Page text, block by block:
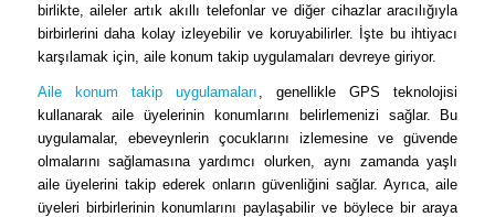
birlikte, aileler artık akıllı telefonlar ve diğer cihazlar aracılığıyla
birbirlerini daha kolay izleyebilir ve koruyabilirler. İşte bu ihtiyacı
karşılamak için, aile konum takip uygulamaları devreye giriyor.
Aile konum takip uygulamaları , genellikle GPS teknolojisi
kullanarak aile üyelerinin konumlarını belirlemenizi sağlar. Bu
uygulamalar, ebeveynlerin çocuklarını izlemesine ve güvende
olmalarını sağlamasına yardımcı olurken, aynı zamanda yaşlı
aile üyelerini takip ederek onların güvenliğini sağlar. Ayrıca, aile
üyeleri birbirlerinin konumlarını paylaşabilir ve böylece bir araya